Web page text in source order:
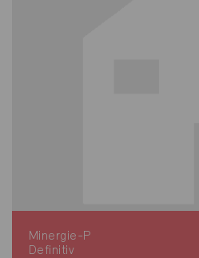
Minergie-P
Definitiv